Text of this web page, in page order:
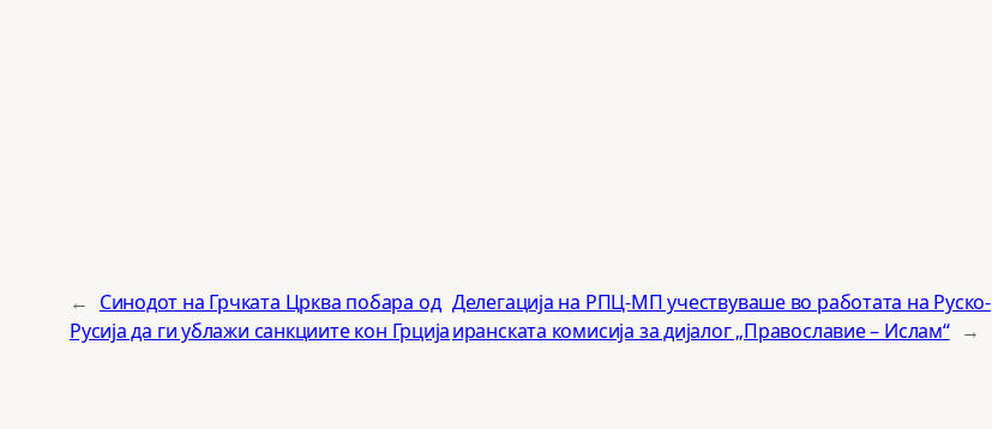
← Синодот на Грчката Црква побара од
Русија да ги ублажи санкциите кон Грција
Делегација на РПЦ-МП учествуваше во работата на Руско-
иранската комисија за дијалог „Православие – Ислам“ →